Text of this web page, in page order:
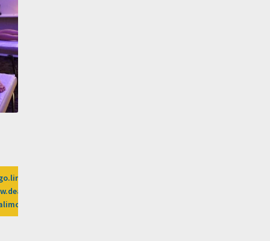
z/269-0/CD2589/?